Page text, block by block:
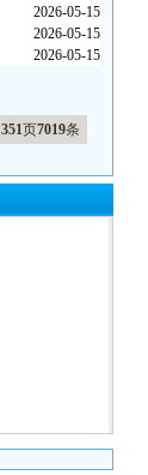
2026-05-15
2026-05-15
2026-05-15
351页7019条